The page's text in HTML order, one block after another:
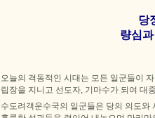
당
량심
오늘의 격동적인 시대는 모든 일군들이
립장을 지니고 선도자, 기마수가 되여 대
수도려객운수국의 일군들은 당의 의도